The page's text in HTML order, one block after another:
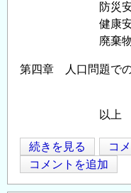
防災安全
健康安全
廃棄物とマ
第四章 人口問題で
以上
平
成
13
続きを見る
コ
コメントを追加